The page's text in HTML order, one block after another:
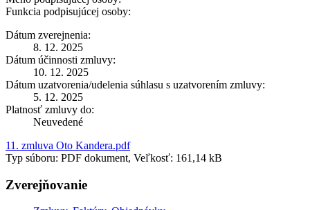
Funkcia podpisujúcej osoby:
Dátum zverejnenia:
8. 12. 2025
Dátum účinnosti zmluvy:
10. 12. 2025
Dátum uzatvorenia/udelenia súhlasu s uzatvorením zmluvy:
5. 12. 2025
Platnosť zmluvy do:
Neuvedené
11. zmluva Oto Kandera.pdf
Typ súboru: PDF dokument, Veľkosť: 161,14 kB
Zverejňovanie